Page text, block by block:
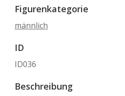
Figurenkategorie
männlich
ID
ID036
Beschreibung